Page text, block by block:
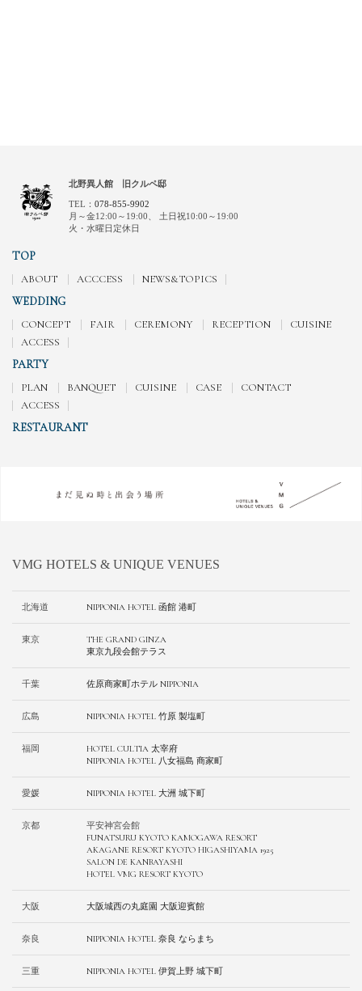
北野異人館 旧クルペ邸
TEL： 078-855-9902
月～金12:00～19:00、
土日祝10:00～19:00
火・水曜日定休日
TOP
ABOUT ACCCESS NEWS&TOPICS
WEDDING
CONCEPT FAIR CEREMONY RECEPTION
CUISINE
ACCESS
PARTY
PLAN BANQUET CUISINE CASE
CONTACT
ACCESS
RESTAURANT
VMG HOTELS & UNIQUE VENUES
北海道 NIPPONIA HOTEL 函館 港町
東京
THE GRAND GINZA
東京九段会館テラス
千葉 佐原商家町ホテル NIPPONIA
広島 NIPPONIA HOTEL 竹原 製塩町
福岡
HOTEL CULTIA 太宰府
NIPPONIA HOTEL 八女福島 商家町
愛媛 NIPPONIA HOTEL 大洲 城下町
京都
平安神宮会館
FUNATSURU KYOTO KAMOGAWA RESORT
AKAGANE RESORT KYOTO HIGASHIYAMA 1925
SALON DE KANBAYASHI
HOTEL VMG RESORT KYOTO
大阪 ⼤阪城⻄の丸庭園 ⼤阪迎賓館
奈良 NIPPONIA HOTEL 奈良 ならまち
三重 NIPPONIA HOTEL 伊賀上野 城下町